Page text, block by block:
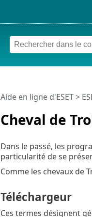
Cheval de
Aide en ligne d'ESET>
Dans le passé, les
particularité de se
Comme les chevaux de
Téléchargeur
Ces termes désignent